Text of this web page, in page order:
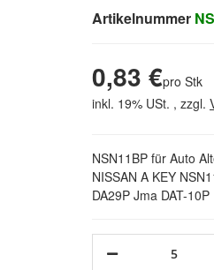
Artikelnummer
NSN11BP für Auto
NISSAN A KEY
DA29P Jma DAT-10P
0,83 €pro Stk
inkl. 19% USt. , zzgl.